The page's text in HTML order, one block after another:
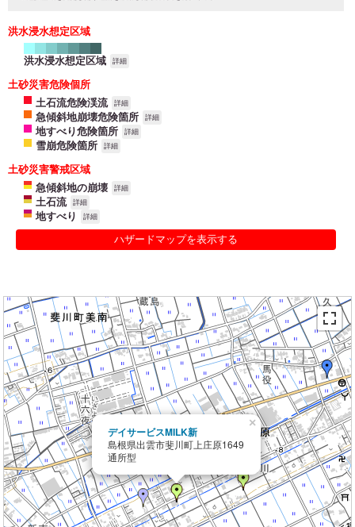
洪水浸水想定区域
洪水浸水想定区域 詳細
土砂災害危険個所
土石流危険渓流
詳細
急傾斜地崩壊危険箇所 詳細
地すべり危険箇所 詳細
雪崩危険箇所 詳細
土砂災害警戒区域
急傾斜地の崩壊
詳細
土石流 詳細
地すべり 詳細
ハザードマップを表示する
デイサービスMILK新
島根県出雲市斐川町上庄原1649
通所型
×